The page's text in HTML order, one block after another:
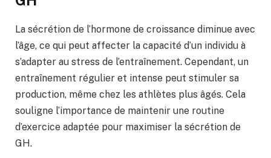
La sécrétion de l’hormone de croissance diminue avec
l’âge, ce qui peut affecter la capacité d’un individu à
s’adapter au stress de l’entraînement. Cependant, un
entraînement régulier et intense peut stimuler sa
production, même chez les athlètes plus âgés. Cela
souligne l’importance de maintenir une routine
d’exercice adaptée pour maximiser la sécrétion de
GH.